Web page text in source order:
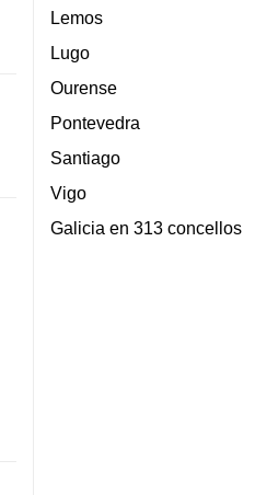
Lemos
Lugo
Ourense
Pontevedra
Santiago
Vigo
Galicia en 313 concellos